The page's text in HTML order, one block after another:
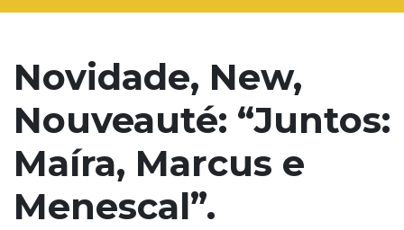
Novidade, New,
Nouveauté: “Juntos:
Maíra, Marcus e
Menescal”.